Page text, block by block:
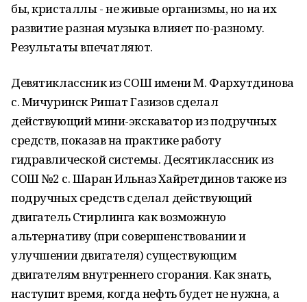
бы, кристаллы - не живые организмы, но на их
развитие разная музыка влияет по-разному.
Результаты впечатляют.
Девятиклассник из СОШ имени М. Фархутдинова
с. Мичуринск Ришат Газизов сделал
действующий мини-экскаватор из подручных
средств, показав на практике работу
гидравлической системы. Десятиклассник из
СОШ №2 с. Шаран Ильназ Хайретдинов также из
подручных средств сделал действующий
двигатель Стирлинга как возможную
альтернативу (при совершенствовании и
улучшении двигателя) существующим
двигателям внутреннего сгорания. Как знать,
наступит время, когда нефть будет не нужна, а